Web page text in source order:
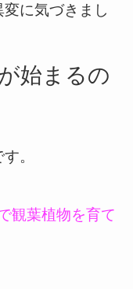
に気づきまし
始まるの
。
観葉植物を育て